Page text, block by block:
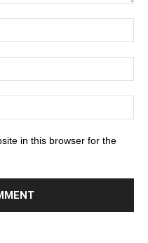
in this browser for the